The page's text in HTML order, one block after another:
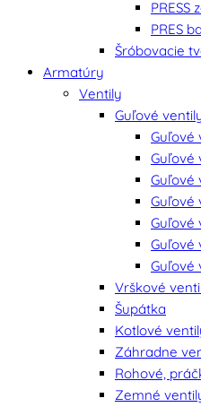
PRESS
PRES
Šróbovacie
Armatúry
Ventily
Guľové
Guľové
Guľové
Guľové
Guľové
Guľové
Guľové
Guľové
Vrškové
Šupátka
Kotlové
Záhradne
Rohové,
Zemné